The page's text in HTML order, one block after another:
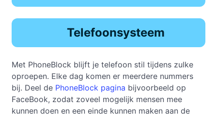
Telefoonsysteem
Met PhoneBlock blijft je telefoon stil tijdens zulke
oproepen. Elke dag komen er meerdere nummers
bij. Deel de PhoneBlock pagina bijvoorbeeld op
FaceBook, zodat zoveel mogelijk mensen mee
kunnen doen en een einde kunnen maken aan de